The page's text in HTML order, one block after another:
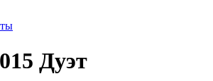
Дуэт